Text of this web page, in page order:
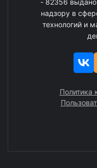
- 82356
надзору в
технологий и
Политика